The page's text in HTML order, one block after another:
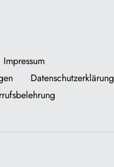
Impressum
Datenschutzerklärung